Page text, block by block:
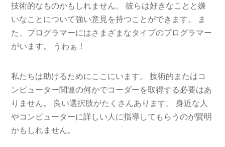
技術的なものかもしれません。 彼らは好きなことと嫌
いなことについて強い意見を持つことができます。 ま
た、プログラマーにはさまざまなタイプのプログラマー
がいます。 うわぁ！
私たちは助けるためにここにいます。 技術的またはコ
ンピューター関連の何かでコーダーを取得する必要はあ
りません。 良い選択肢がたくさんあります。 身近な人
やコンピューターに詳しい人に指導してもらうのが賢明
かもしれません。